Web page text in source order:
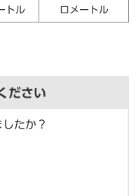
トル
ロメートル
ださい
たか？